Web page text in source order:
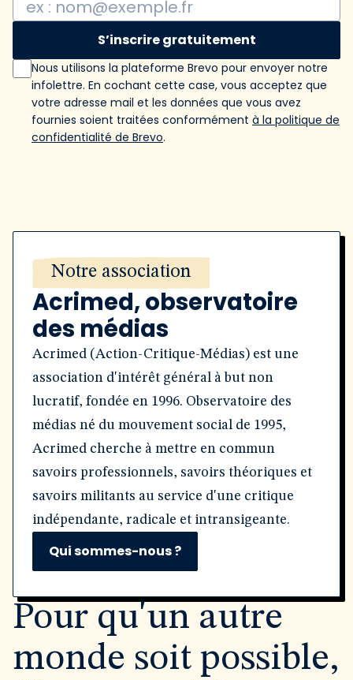
S’inscrire gratuitement
Nous utilisons la plateforme Brevo pour envoyer notre
infolettre. En cochant cette case, vous acceptez que
votre adresse mail et les données que vous avez
fournies soient traitées conformément à la politique de
confidentialité de Brevo.
Notre association
Acrimed, observatoire
des médias
Acrimed (Action-Critique-Médias) est une
association d'intérêt général à but non
lucratif, fondée en 1996. Observatoire des
médias né du mouvement social de 1995,
Acrimed cherche à mettre en commun
savoirs professionnels, savoirs théoriques et
savoirs militants au service d'une critique
indépendante, radicale et intransigeante.
Qui sommes-nous ?
Pour qu'un autre
monde soit possible,